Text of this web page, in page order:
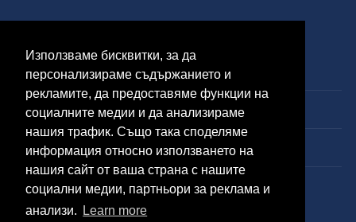
Използваме бисквитки, за да
персонализираме съдържанието и
рекламите, да предоставяме функции на
социалните медии и да анализираме
нашия трафик. Също така споделяме
информация относно използването на
нашия сайт от ваша страна с нашите
социални медии, партньори за реклама и
анализи.
Learn more
9 клас
10 клас
11 клас
12 клас